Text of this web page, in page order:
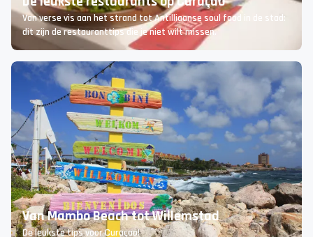
De leukste restaurants op Curaçao
Van verse vis aan het strand tot Antilliaanse soul food in de stad:
dit zijn de restauranttips die je niet wilt missen.
Van Mambo Beach tot Willemstad